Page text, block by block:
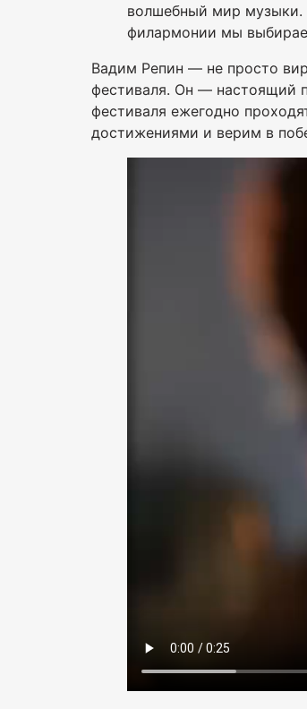
волшебный мир музыки.
филармонии мы
Вадим Репин — не просто
фестиваля. Он — настоящий
фестиваля ежегодно
достижениями и верим в